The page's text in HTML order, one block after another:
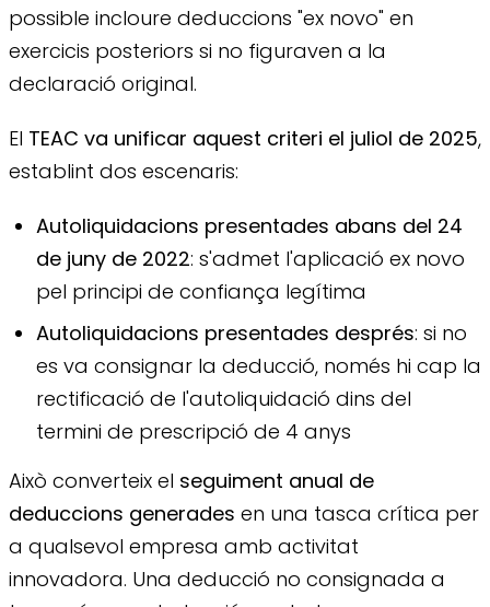
possible incloure deduccions "ex novo" en
exercicis posteriors si no figuraven a la
declaració original.
El TEAC va unificar aquest criteri el juliol de 2025,
establint dos escenaris:
Autoliquidacions presentades abans del 24
de juny de 2022: s'admet l'aplicació ex novo
pel principi de confiança legítima
Autoliquidacions presentades després: si no
es va consignar la deducció, només hi cap la
rectificació de l'autoliquidació dins del
termini de prescripció de 4 anys
Això converteix el seguiment anual de
deduccions generades en una tasca crítica per
a qualsevol empresa amb activitat
innovadora. Una deducció no consignada a